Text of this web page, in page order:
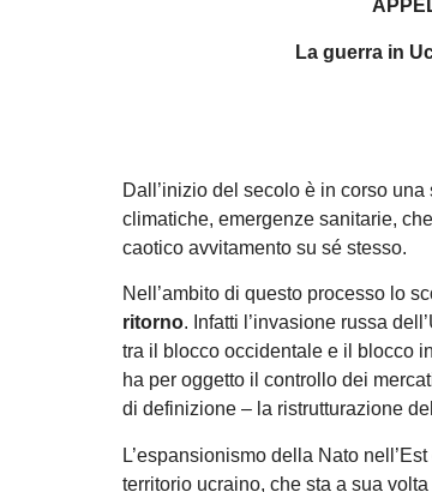
La guerra in
Dall’inizio del secolo è in corso
climatiche, emergenze sanitarie,
caotico avvitamento su sé stesso.
Nell’ambito di questo processo lo
ritorno. Infatti l’invasione russa
tra il blocco occidentale e il blocco
ha per oggetto il controllo dei
di definizione – la ristrutturazione
L’espansionismo della Nato
territorio ucraino, che sta a sua